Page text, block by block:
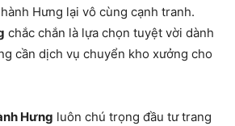
Hưng lại vô cùng cạnh tranh.
chắc chắn là lựa chọn tuyệt vời dành
cần dịch vụ chuyển kho xưởng cho
Hưng luôn chú trọng đầu tư trang